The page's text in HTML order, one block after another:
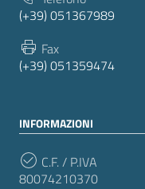
(+39) 051367989
Fax
(+39) 051359474
INFORMAZIONI
C.F. / P.IVA
80074210370